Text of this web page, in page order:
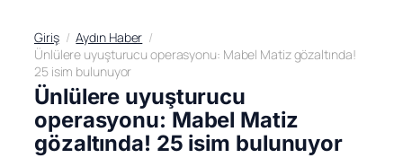
Giriş
Aydın Haber
Ünlülere uyuşturucu operasyonu: Mabel Matiz gözaltında!
25 isim bulunuyor
Ünlülere uyuşturucu
operasyonu: Mabel Matiz
gözaltında! 25 isim bulunuyor